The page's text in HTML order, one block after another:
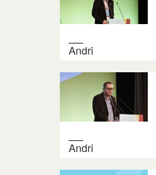
Andri
Andri